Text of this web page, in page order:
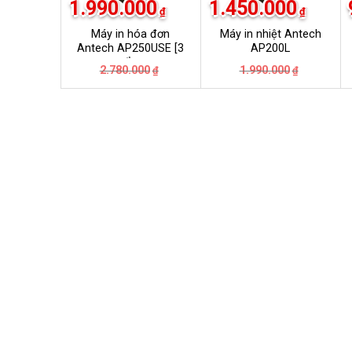
Máy in hóa đơn
Antech AP250USE [3
cổng
USB+LAN+COM]
2.780.000 ₫
là:
1.990.000 ₫
tại
Máy in nhiệt Antech
AP200L
1.990.000 ₫
là:
1.450.000 ₫
tại